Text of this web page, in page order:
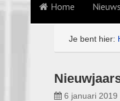
Home Nieuws
Je bent hier:
6 januari 2019